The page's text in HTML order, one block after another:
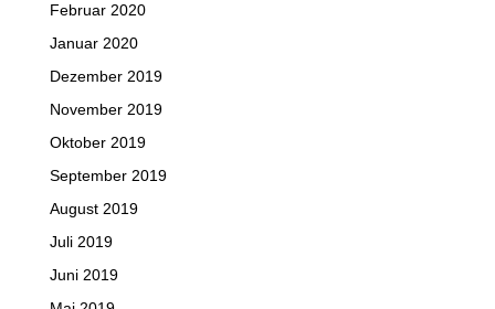
Februar 2020
Januar 2020
Dezember 2019
November 2019
Oktober 2019
September 2019
August 2019
Juli 2019
Juni 2019